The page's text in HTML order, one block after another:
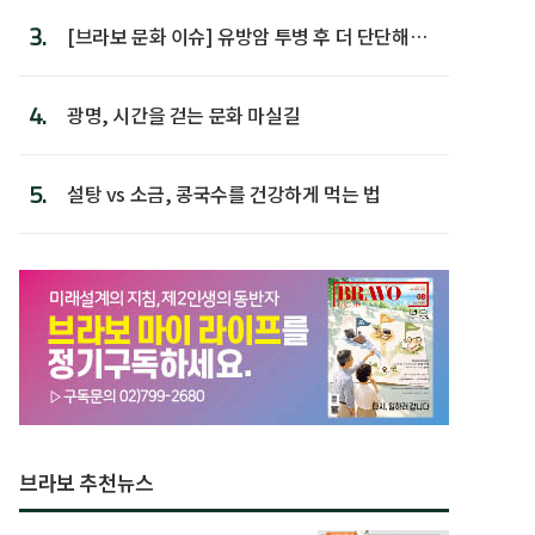
3.
[브라보 문화 이슈] 유방암 투병 후 더 단단해진
4. 광명, 시간을 걷는 문화 마실길
5. 설탕 vs 소금, 콩국수를 건강하게 먹는 법
브라보 추천뉴스